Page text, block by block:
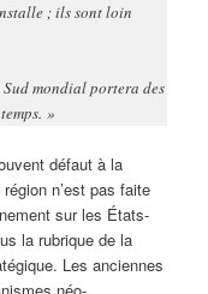
; ils sont loin
Sud mondial portera des
»
défaut à la
n’est pas faite
sur les États-
la rubrique de la
Les anciennes